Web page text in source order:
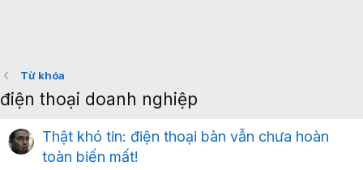
Từ khóa
điện thoại doanh nghiệp
Thật khó tin: điện thoại bàn vẫn chưa hoàn
toàn biến mất!